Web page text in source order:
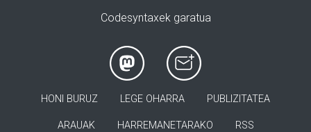
Codesyntaxek garatua
HONI BURUZ LEGE OHARRA PUBLIZITATEA
ARAUAK HARREMANETARAKO RSS